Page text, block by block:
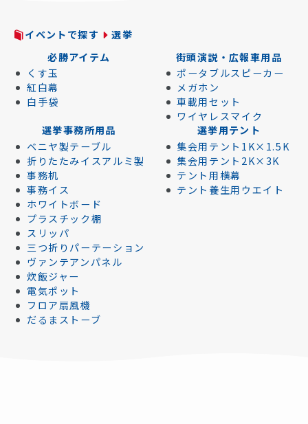
イベントで探す
選挙
必勝アイテム
くす玉
紅白幕
白手袋
街頭演説・広報車用品
ポータブルスピーカー
メガホン
車載用セット
ワイヤレスマイク
選挙事務所用品
ベニヤ製テーブル
折りたたみイスアルミ製
事務机
事務イス
ホワイトボード
プラスチック棚
スリッパ
三つ折りパーテーション
ヴァンテアンパネル
炊飯ジャー
電気ポット
フロア扇風機
だるまストーブ
選挙用テント
集会用テント1K×1.5K
集会用テント2K×3K
テント用横幕
テント養生用ウエイト